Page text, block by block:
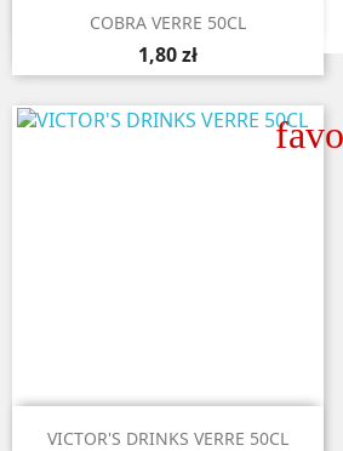
 Aperçu rapide
COBRA VERRE 50CL
1,80 zł
 Aperçu rapide
VICTOR'S DRINKS VERRE 50CL